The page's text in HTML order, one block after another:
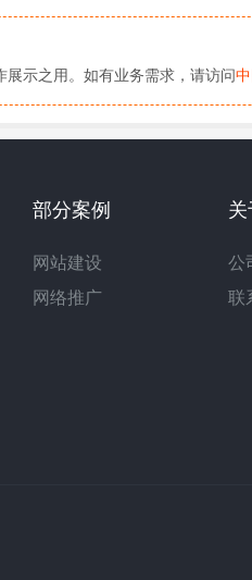
展示之用。如有业务需求，请访问
部分案例
网站建设
网络推广
公
联